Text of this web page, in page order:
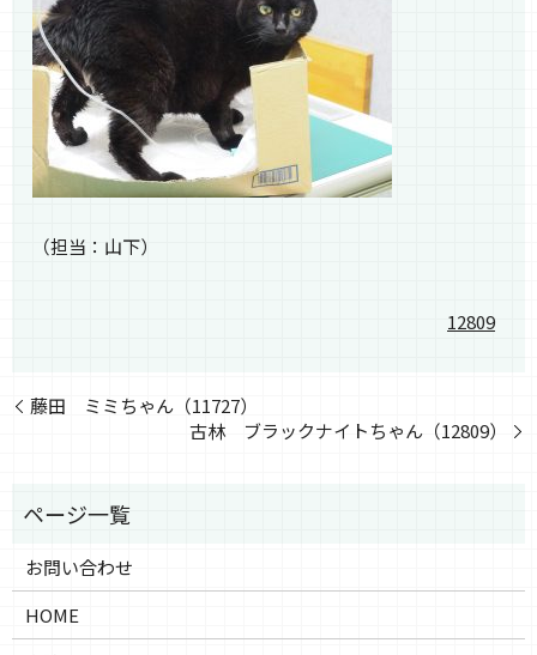
（担当：山下）
12809
藤田 ミミちゃん（11727）
古林 ブラックナイトちゃん（12809）
お問い合わせ
HOME